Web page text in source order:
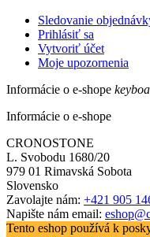
Sledovanie
Prihlásiť sa
Vytvoriť účet
Moje upozornenia
Informácie o e-shope
Informácie o e-shope
CRONOSTONE
L. Svobodu 1680/20
979 01 Rimavská Sobota
Slovensko
Zavolajte nám: +421 905
Napište nám email:
Tento eshop používá k